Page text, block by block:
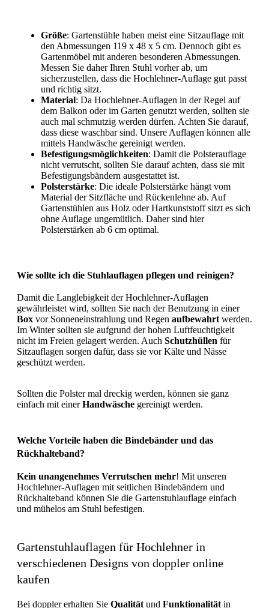
Größe: Gartenstühle haben meist eine Sitzauflage mit
den Abmessungen 119 x 48 x 5 cm. Dennoch gibt es
Gartenmöbel mit anderen besonderen Abmessungen.
Messen Sie daher Ihren Stuhl vorher ab, um
sicherzustellen, dass die Hochlehner-Auflage gut passt
und richtig sitzt.
Material: Da Hochlehner-Auflagen in der Regel auf
dem Balkon oder im Garten genutzt werden, sollten sie
auch mal schmutzig werden dürfen. Achten Sie darauf,
dass diese waschbar sind. Unsere Auflagen können alle
mittels Handwäsche gereinigt werden.
Befestigungsmöglichkeiten: Damit die Polsterauflage
nicht verrutscht, sollten Sie darauf achten, dass sie mit
Befestigungsbändern ausgestattet ist.
Polsterstärke: Die ideale Polsterstärke hängt vom
Material der Sitzfläche und Rückenlehne ab. Auf
Gartenstühlen aus Holz oder Hartkunststoff sitzt es sich
ohne Auflage ungemütlich. Daher sind hier
Polsterstärken ab 6 cm optimal.
Wie sollte ich die Stuhlauflagen pflegen und reinigen?
Damit die Langlebigkeit der Hochlehner-Auflagen
gewährleistet wird, sollten Sie nach der Benutzung in einer
Box vor Sonneneinstrahlung und Regen aufbewahrt werden.
Im Winter sollten sie aufgrund der hohen Luftfeuchtigkeit
nicht im Freien gelagert werden. Auch Schutzhüllen für
Sitzauflagen sorgen dafür, dass sie vor Kälte und Nässe
geschützt werden.
Sollten die Polster mal dreckig werden, können sie ganz
einfach mit einerHandwäsche gereinigt werden.
Welche Vorteile haben die Bindebänder und das
Rückhalteband?
Kein unangenehmes Verrutschen mehr! Mit unseren
Hochlehner-Auflagen mit seitlichen Bindebändern und
Rückhalteband können Sie die Gartenstuhlauflage einfach
und mühelos am Stuhl befestigen.
Gartenstuhlauflagen für Hochlehner in
verschiedenen Designs von doppler online
kaufen
Bei doppler erhalten Sie Qualität und Funktionalität in